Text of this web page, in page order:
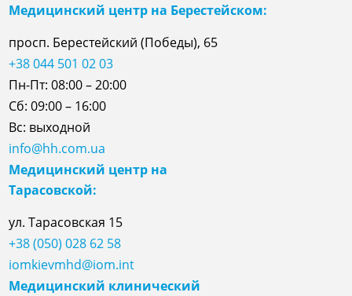
Медицинский центр на Берестейском:
просп. Берестейский (Победы), 65
+38 044 501 02 03
Пн-Пт: 08:00 – 20:00
Сб: 09:00 – 16:00
Вс: выходной
info@hh.com.ua
Медицинский центр на
Тарасовской:
ул.Тарасовская 15
+38 (050) 028 62 58
iomkievmhd@iom.int
Медицинский клинический